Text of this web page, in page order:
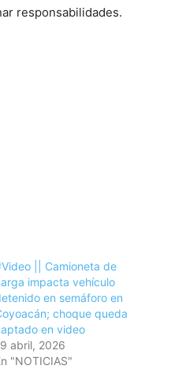
responsabilidades.
|| Camioneta de
impacta vehículo
en semáforo en
choque queda
en video
abril, 2026
"NOTICIAS"